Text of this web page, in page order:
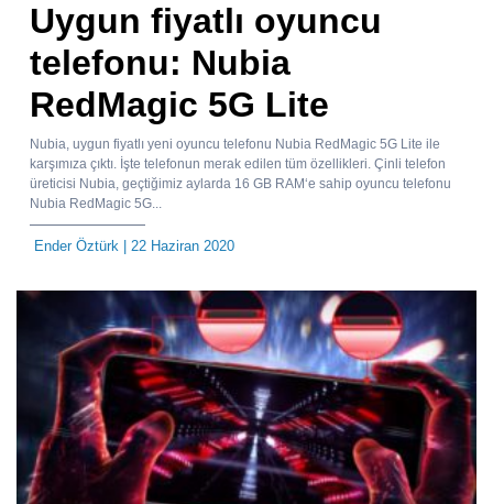
Uygun fiyatlı oyuncu
telefonu: Nubia
RedMagic 5G Lite
Nubia, uygun fiyatlı yeni oyuncu telefonu Nubia RedMagic 5G Lite ile
karşımıza çıktı. İşte telefonun merak edilen tüm özellikleri. Çinli telefon
üreticisi Nubia, geçtiğimiz aylarda 16 GB RAM‘e sahip oyuncu telefonu
Nubia RedMagic 5G...
Ender Öztürk | 22 Haziran 2020